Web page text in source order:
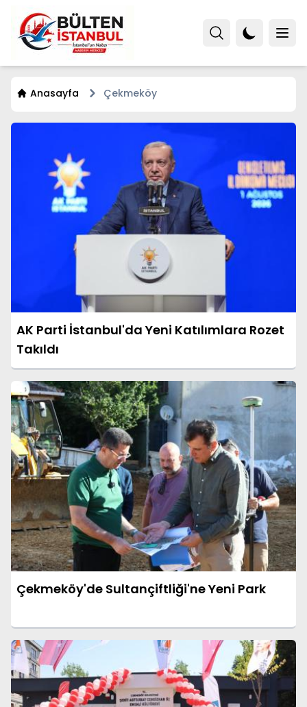
Anasayfa Çekmeköy
AK Parti İstanbul'da Yeni Katılımlara Rozet
Takıldı
Çekmeköy'de Sultançiftliği'ne Yeni Park